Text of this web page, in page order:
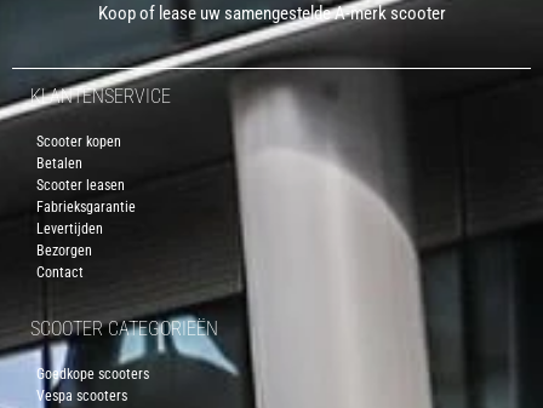
Koop of lease uw samengestelde A-merk scooter
KLANTENSERVICE
Scooter kopen
Betalen
Scooter leasen
Fabrieksgarantie
Levertijden
Bezorgen
Contact
SCOOTER CATEGORIEËN
Goedkope scooters
Vespa scooters